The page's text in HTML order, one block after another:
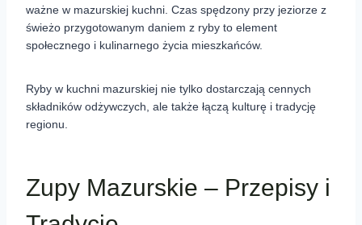
ważne w mazurskiej kuchni. Czas spędzony przy jeziorze z
świeżo przygotowanym daniem z ryby to element
społecznego i kulinarnego życia mieszkańców.
Ryby w kuchni mazurskiej nie tylko dostarczają cennych
składników odżywczych, ale także łączą kulturę i tradycję
regionu.
Zupy Mazurskie – Przepisy i